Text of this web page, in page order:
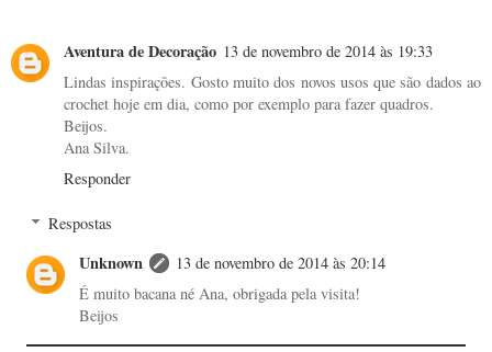
Aventura de Decoração 13 de novembro de 2014 às 19:33
Lindas inspirações. Gosto muito dos novos usos que são dados ao
crochet hoje em dia, como por exemplo para fazer quadros.
Beijos.
Ana Silva.
Responder
Respostas
Unknown
13 de novembro de 2014 às 20:14
É muito bacana né Ana, obrigada pela visita!
Beijos